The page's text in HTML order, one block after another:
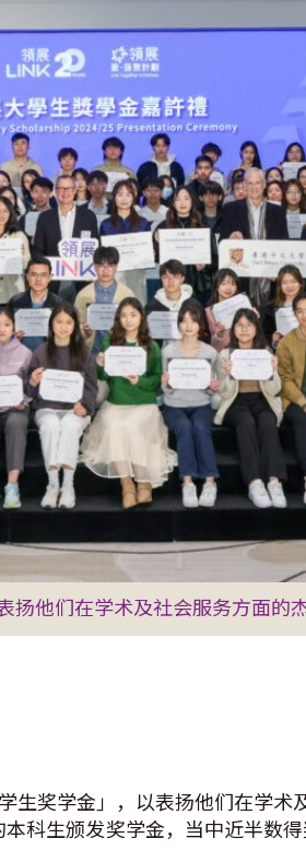
他们在学术及社会服务方面的
奖学金」，以表扬他们在学
科生颁发奖学金，当中近半数